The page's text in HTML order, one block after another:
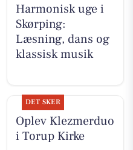
Harmonisk uge i
Skørping:
Læsning, dans og
klassisk musik
DET SKER
Oplev Klezmerduo
i Torup Kirke